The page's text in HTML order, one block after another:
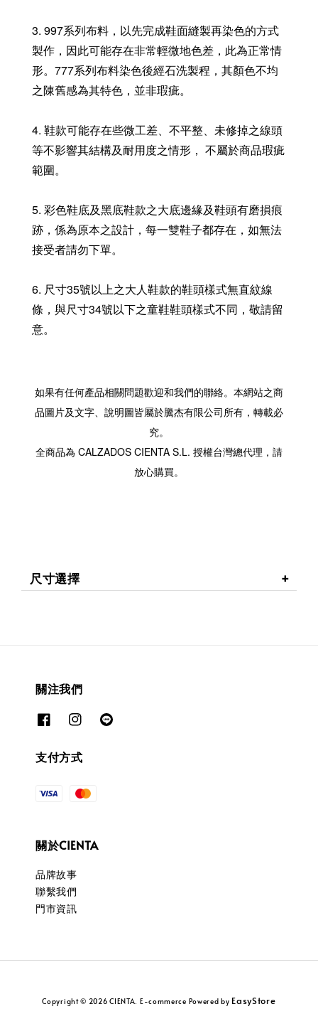
3. 997系列布料，以先完成鞋面縫製再染色的方式
製作，因此可能存在非常輕微地色差，此為正常情
形。777系列布料染色後經石洗製程，其顏色不均
之陳舊感為其特色，並非瑕疵。
4. 鞋款可能存在些微工差、不平整、未修掉之線頭
等不影響其結構及耐用度之情形， 不屬於商品瑕疵
範圍。
5. 彩色鞋底及黑底鞋款之大底邊緣及鞋頭有磨損痕
跡，係為原本之設計，每一雙鞋子都存在，如無法
接受者請勿下單。
6. 尺寸35號以上之大人鞋款的鞋頭樣式無直紋線
條，與尺寸34號以下之童鞋鞋頭樣式不同，敬請留
意。
如果有任何產品相關問題歡迎和我們的聯絡。本網站之商
品圖片及文字、說明圖皆屬於騰杰有限公司所有，轉載必
究。
全商品為 CALZADOS CIENTA S.L. 授權台灣總代理，請
放心購買。
尺寸選擇
關注我們
支付方式
關於CIENTA
品牌故事
聯繫我們
門市資訊
Copyright © 2026 CIENTA. E-commerce Powered by EasyStore